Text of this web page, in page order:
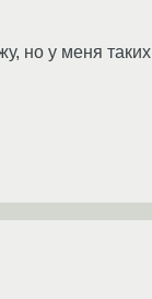
но у меня таких